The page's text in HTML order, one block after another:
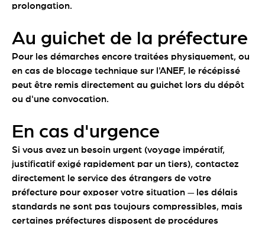
prolongation.
Au guichet de la préfecture
Pour les démarches encore traitées physiquement, ou
en cas de blocage technique sur l'ANEF, le récépissé
peut être remis directement au guichet lors du dépôt
ou d'une convocation.
En cas d'urgence
Si vous avez un besoin urgent (voyage impératif,
justificatif exigé rapidement par un tiers), contactez
directement le service des étrangers de votre
préfecture pour exposer votre situation — les délais
standards ne sont pas toujours compressibles, mais
certaines préfectures disposent de procédures